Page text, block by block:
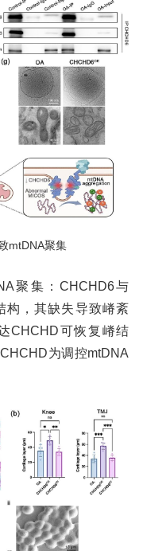
mtDNA聚集
聚集：CHCHD6与
构，其缺失导致嵴紊
CHCHD可恢复嵴结
为调控mtDNA